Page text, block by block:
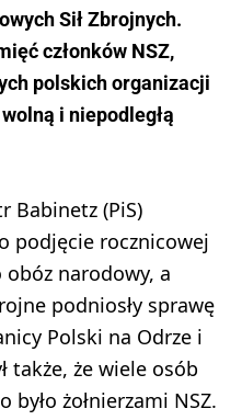
Sił Zbrojnych.
członków NSZ,
polskich organizacji
i niepodległą
Babinetz (PiS)
podjęcie rocznicowej
obóz narodowy, a
podniosły sprawę
Polski na Odrze i
także, że wiele osób
żołnierzami NSZ.